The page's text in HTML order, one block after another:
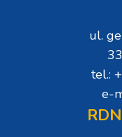
ul.
tel.:
e-